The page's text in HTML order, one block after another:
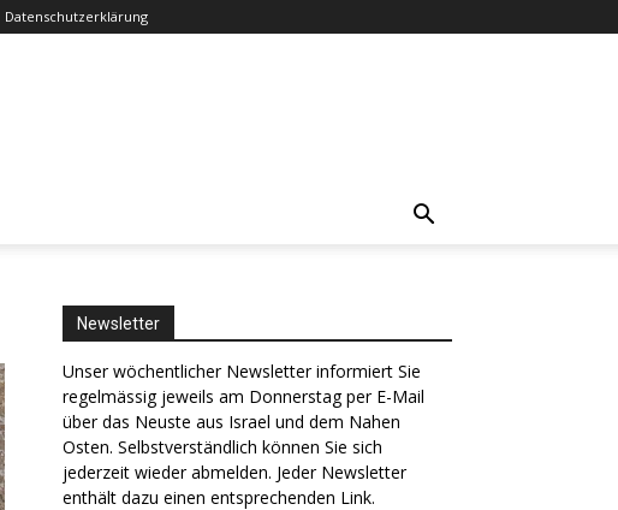
Datenschutzerklärung
Newsletter
Unser wöchentlicher Newsletter informiert Sie
regelmässig jeweils am Donnerstag per E-Mail
über das Neuste aus Israel und dem Nahen
Osten. Selbstverständlich können Sie sich
jederzeit wieder abmelden. Jeder Newsletter
enthält dazu einen entsprechenden Link.